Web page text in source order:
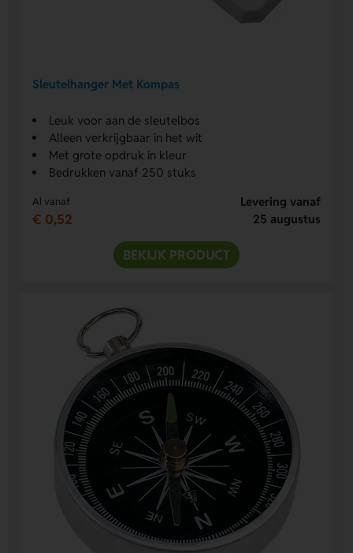
Sleutelhanger Met Kompas
Leuk voor aan de sleutelbos
Alleen verkrijgbaar in het wit
Met grote opdruk in kleur
Bedrukken vanaf 250 stuks
Al vanaf
€ 0,52
Levering vanaf
25 augustus
BEKIJK PRODUCT